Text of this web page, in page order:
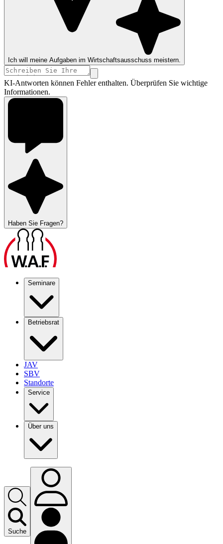
Ich will meine Aufgaben im Wirtschaftsausschuss meistern.
KI-Antworten können Fehler enthalten. Überprüfen Sie wichtige
Informationen.
Haben Sie Fragen?
Seminare
Betriebsrat
JAV
SBV
Standorte
Service
Über uns
Suche